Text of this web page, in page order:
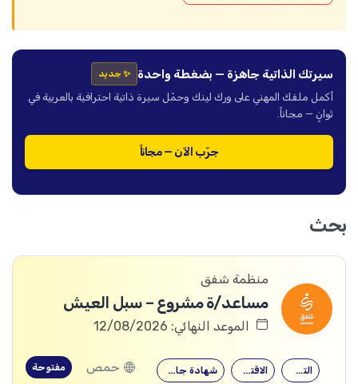
سيرتك الذاتية جاهزة — بضغطة واحدة ✨ جديد
أكمل ملفك المهني على ورك لينك وحمّل سيرة ذاتية احترافية بالعربية في
ثوانٍ — مجاناً.
جرّب الآن — مجاناً
بحث
منظمة شفق
مساعد/ة مشروع – سبل العيش
الموعد النهائي: 12/08/2026
شهادة جامعية الاقتصاد التجارة حمص مفتوحة